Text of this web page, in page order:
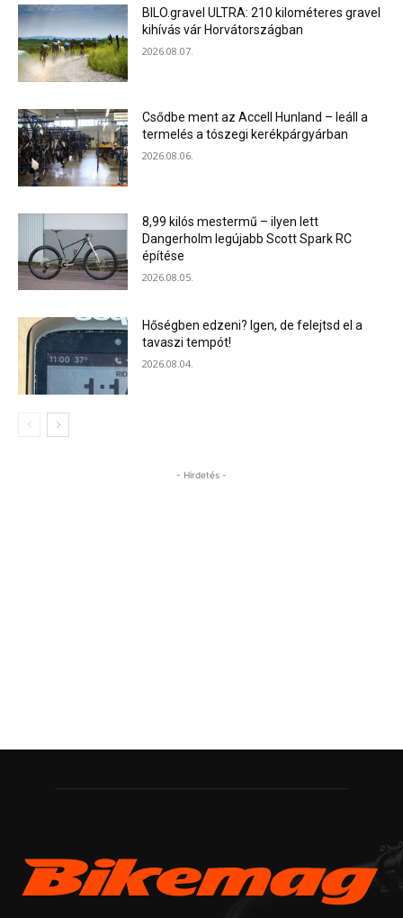
BILO.gravel ULTRA: 210 kilométeres gravel
kihívás vár Horvátországban
2026.08.07.
Csődbe ment az Accell Hunland – leáll a
termelés a tószegi kerékpárgyárban
2026.08.06.
8,99 kilós mestermű – ilyen lett
Dangerholm legújabb Scott Spark RC
építése
2026.08.05.
Hőségben edzeni? Igen, de felejtsd el a
tavaszi tempót!
2026.08.04.
- Hirdetés -